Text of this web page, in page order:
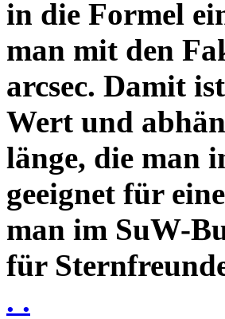
in die Formel
man mit den
arcsec. Damit
Wert und
länge, die man
geeignet für
man im SuW-
für
. .